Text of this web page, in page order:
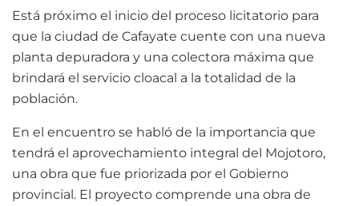
Está próximo el inicio del proceso licitatorio para
que la ciudad de Cafayate cuente con una nueva
planta depuradora y una colectora máxima que
brindará el servicio cloacal a la totalidad de la
población.
En el encuentro se habló de la importancia que
tendrá el aprovechamiento integral del Mojotoro,
una obra que fue priorizada por el Gobierno
provincial. El proyecto comprende una obra de